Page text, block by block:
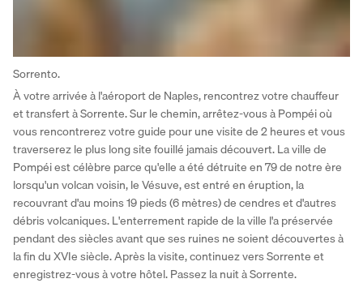
Sorrento.
À votre arrivée à l'aéroport de Naples, rencontrez votre chauffeur
et transfert à Sorrente. Sur le chemin, arrêtez-vous à Pompéi où
vous rencontrerez votre guide pour une visite de 2 heures et vous
traverserez le plus long site fouillé jamais découvert. La ville de
Pompéi est célèbre parce qu'elle a été détruite en 79 de notre ère
lorsqu'un volcan voisin, le Vésuve, est entré en éruption, la
recouvrant d'au moins 19 pieds (6 mètres) de cendres et d'autres
débris volcaniques. L'enterrement rapide de la ville l'a préservée
pendant des siècles avant que ses ruines ne soient découvertes à
la fin du XVIe siècle. Après la visite, continuez vers Sorrente et
enregistrez-vous à votre hôtel. Passez la nuit à Sorrente.